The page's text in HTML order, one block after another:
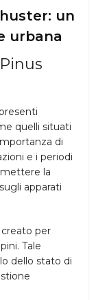
un
urbana
quelli situati
di
e i periodi
la
apparati
per
Tale
dello stato di